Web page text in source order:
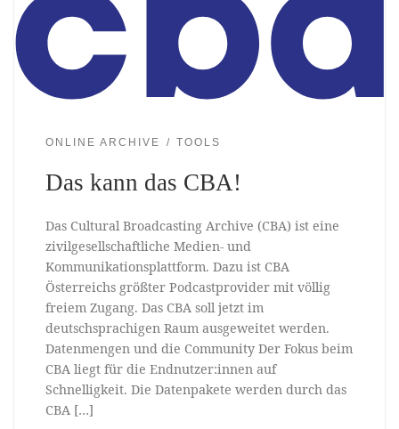
ONLINE ARCHIVE TOOLS
Das kann das CBA!
Das Cultural Broadcasting Archive (CBA) ist eine
zivilgesellschaftliche Medien- und
Kommunikationsplattform. Dazu ist CBA
Österreichs größter Podcastprovider mit völlig
freiem Zugang. Das CBA soll jetzt im
deutschsprachigen Raum ausgeweitet werden.
Datenmengen und die Community Der Fokus beim
CBA liegt für die Endnutzer:innen auf
Schnelligkeit. Die Datenpakete werden durch das
CBA […]